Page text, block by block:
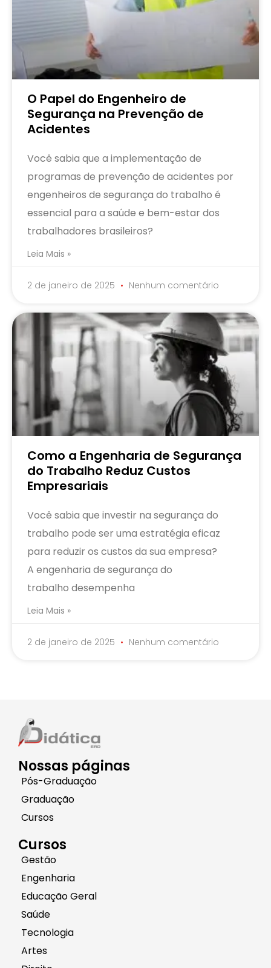
O Papel do Engenheiro de
Segurança na Prevenção de
Acidentes
Você sabia que a implementação de
programas de prevenção de acidentes por
engenheiros de segurança do trabalho é
essencial para a saúde e bem-estar dos
trabalhadores brasileiros?
Leia Mais »
2 de janeiro de 2025 Nenhum comentário
Como a Engenharia de Segurança
do Trabalho Reduz Custos
Empresariais
Você sabia que investir na segurança do
trabalho pode ser uma estratégia eficaz
para reduzir os custos da sua empresa?
A engenharia de segurança do
trabalho desempenha
Leia Mais »
2 de janeiro de 2025 Nenhum comentário
Nossas páginas
Pós-Graduação
Graduação
Cursos
Cursos
Gestão
Engenharia
Educação Geral
Saúde
Tecnologia
Artes